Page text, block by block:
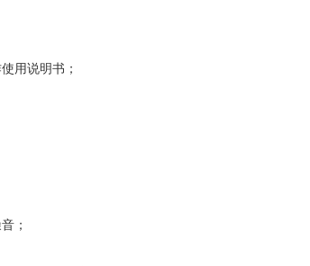
用说明书；
；